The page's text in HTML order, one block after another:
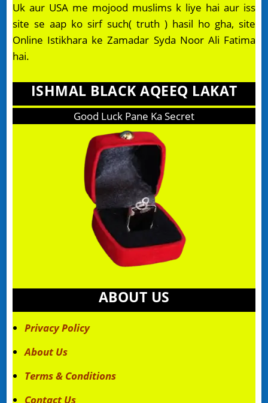
Uk aur USA me mojood muslims k liye hai aur iss
site se aap ko sirf such( truth ) hasil ho gha, site
Online Istikhara ke Zamadar Syda Noor Ali Fatima
hai.
ISHMAL BLACK AQEEQ LAKAT
Good Luck Pane Ka Secret
ABOUT US
Privacy Policy
About Us
Terms & Conditions
Contact Us